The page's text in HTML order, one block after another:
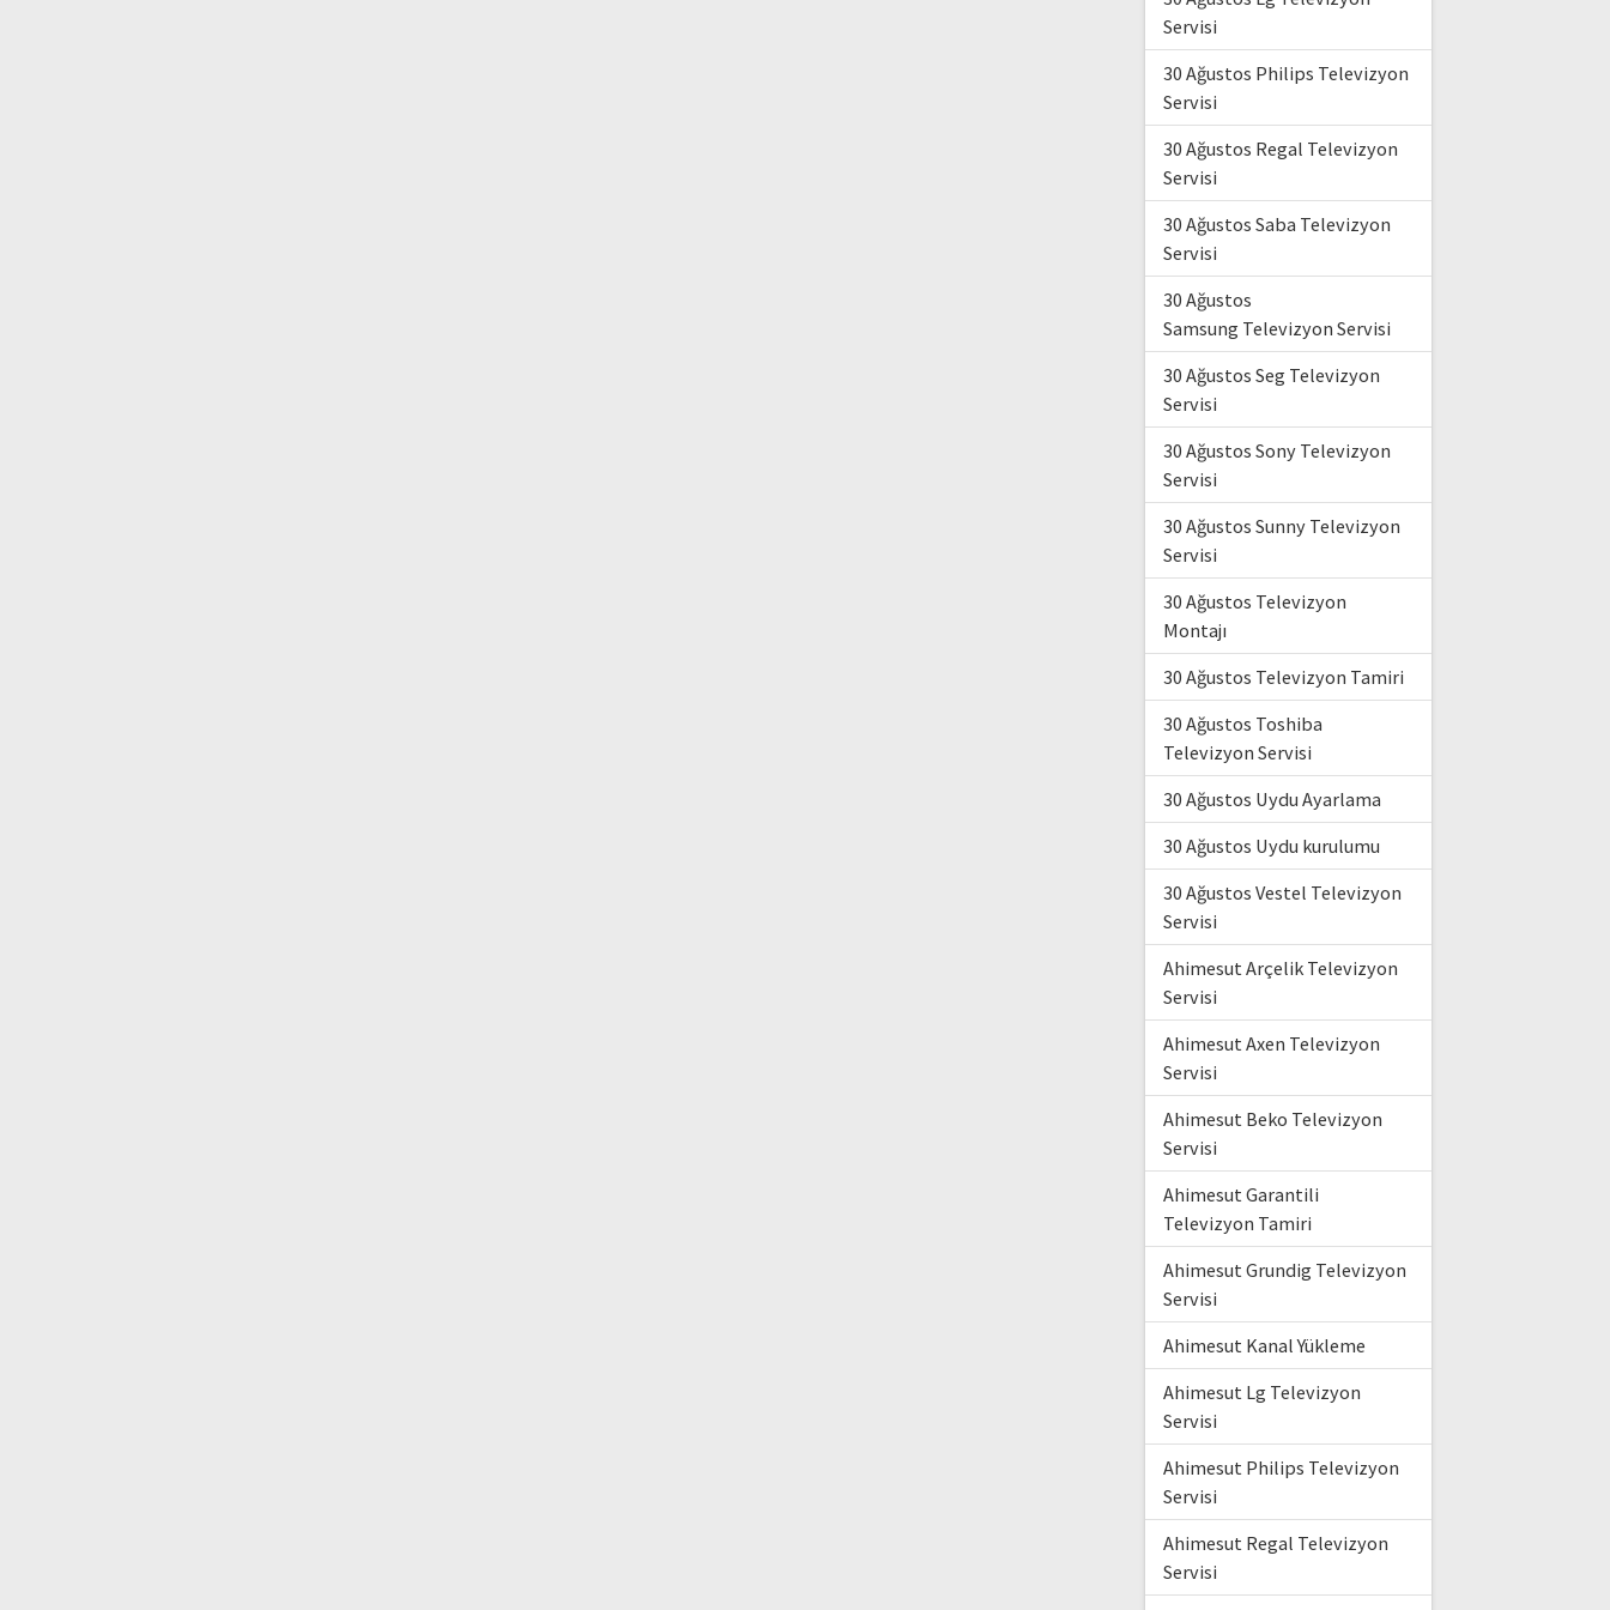
Servisi
30 Ağustos Philips Televizyon
Servisi
30 Ağustos Regal Televizyon
Servisi
30 Ağustos Saba Televizyon
Servisi
30 Ağustos
Samsung Televizyon Servisi
30 Ağustos Seg Televizyon
Servisi
30 Ağustos Sony Televizyon
Servisi
30 Ağustos Sunny Televizyon
Servisi
30 Ağustos Televizyon
Montajı
30 Ağustos Televizyon Tamiri
30 Ağustos Toshiba
Televizyon Servisi
30 Ağustos Uydu Ayarlama
30 Ağustos Uydu kurulumu
30 Ağustos Vestel Televizyon
Servisi
Ahimesut Arçelik Televizyon
Servisi
Ahimesut Axen Televizyon
Servisi
Ahimesut Beko Televizyon
Servisi
Ahimesut Garantili
Televizyon Tamiri
Ahimesut Grundig Televizyon
Servisi
Ahimesut Kanal Yükleme
Ahimesut Lg Televizyon
Servisi
Ahimesut Philips Televizyon
Servisi
Ahimesut Regal Televizyon
Servisi